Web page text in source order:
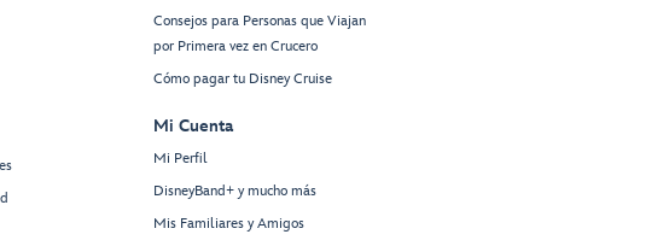
Consejos para Personas que Viajan
por Primera vez en Crucero
Cómo pagar tu Disney Cruise
Mi Cuenta
Mi Perfil
DisneyBand+ y mucho más
Mis Familiares y Amigos